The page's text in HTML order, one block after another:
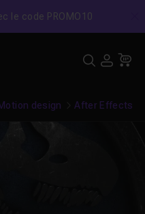
le code PROMO10
design After Effects